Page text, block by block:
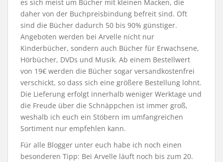
es sich meist um Bücher mit kleinen Macken, die
daher von der Buchpreisbindung befreit sind. Oft
sind die Bücher dadurch 50 bis 90% günstiger.
Angeboten werden bei Arvelle nicht nur
Kinderbücher, sondern auch Bücher für Erwachsene,
Hörbücher, DVDs und Musik. Ab einem Bestellwert
von 19€ werden die Bücher sogar versandkostenfrei
verschickt, so dass sich eine größere Bestellung lohnt.
Die Lieferung erfolgt innerhalb weniger Werktage und
die Freude über die Schnäppchen ist immer groß,
weshalb ich euch ein Stöbern im umfangreichen
Sortiment nur empfehlen kann.
Für alle Blogger unter euch habe ich noch einen
besonderen Tipp: Bei Arvelle läuft noch bis zum 20.